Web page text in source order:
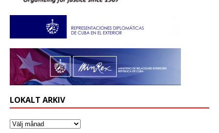
LOKALT ARKIV